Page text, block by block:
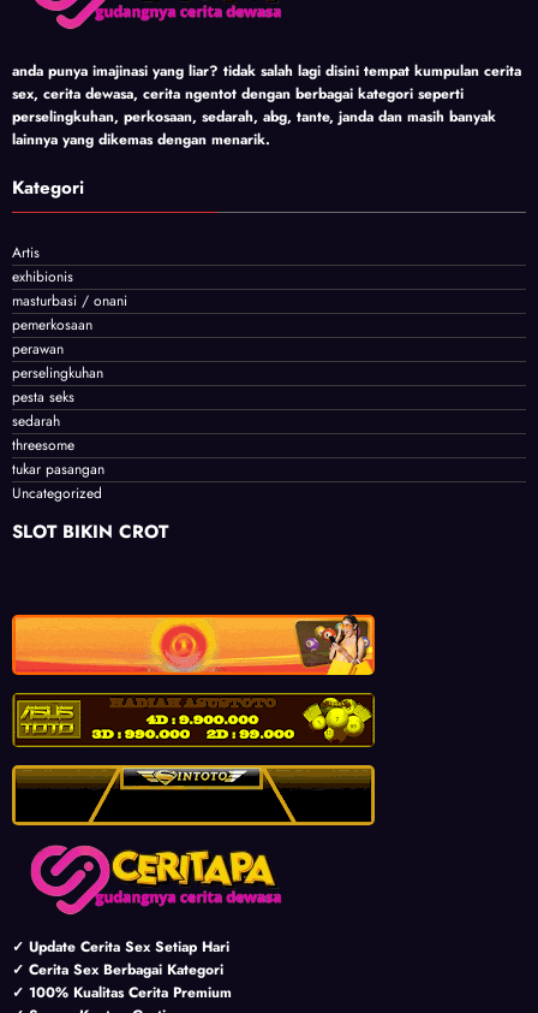
anda punya imajinasi yang liar? tidak salah lagi disini tempat kumpulan cerita
sex, cerita dewasa, cerita ngentot dengan berbagai kategori seperti
perselingkuhan, perkosaan, sedarah, abg, tante, janda dan masih banyak
lainnya yang dikemas dengan menarik.
Kategori
Artis
exhibionis
masturbasi / onani
pemerkosaan
perawan
perselingkuhan
pesta seks
sedarah
threesome
tukar pasangan
Uncategorized
SLOT BIKIN CROT
✓ Update Cerita Sex Setiap Hari
✓ Cerita Sex Berbagai Kategori
✓ 100% Kualitas Cerita Premium